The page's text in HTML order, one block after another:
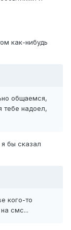
как-нибудь
общаемся,
тебе надоел,
бы сказал
кого-то
смс...